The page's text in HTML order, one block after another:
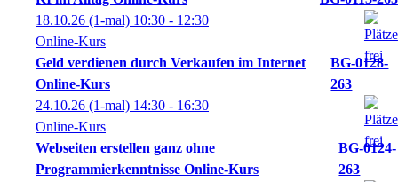
18.10.26 (1-mal) 10:30 - 12:30
Online-Kurs
Geld verdienen durch Verkaufen im Internet
Online-Kurs
BG-0128-
263
24.10.26 (1-mal) 14:30 - 16:30
Online-Kurs
Webseiten erstellen ganz ohne
Programmierkenntnisse Online-Kurs
BG-0124-
263